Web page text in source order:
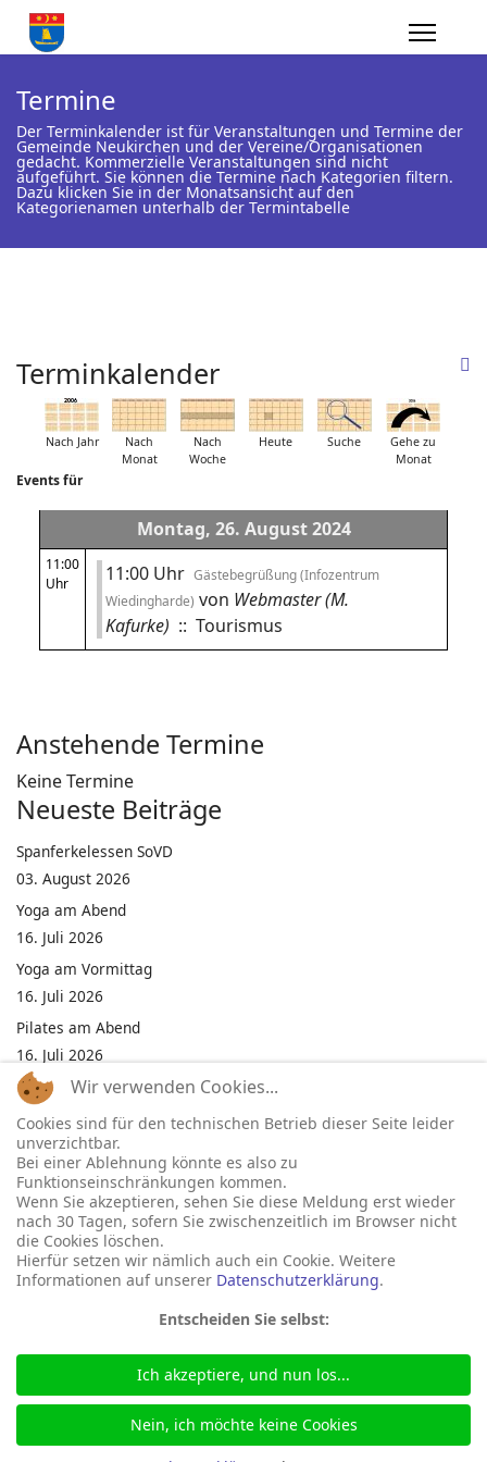
Termine
Der Terminkalender ist für Veranstaltungen und Termine der
Gemeinde Neukirchen und der Vereine/Organisationen
gedacht. Kommerzielle Veranstaltungen sind nicht
aufgeführt. Sie können die Termine nach Kategorien filtern.
Dazu klicken Sie in der Monatsansicht auf den
Kategorienamen unterhalb der Termintabelle
Terminkalender
Nach Jahr
Nach
Monat
Nach
Woche
Heute Suche
Gehe zu
Monat
Events für
Montag, 26. August 2024
11:00
Uhr
11:00 Uhr Gästebegrüßung (Infozentrum
Wiedingharde) von Webmaster (M.
Kafurke) :: Tourismus
Anstehende Termine
Keine Termine
Neueste Beiträge
Spanferkelessen SoVD
03. August 2026
Yoga am Abend
16. Juli 2026
Yoga am Vormittag
16. Juli 2026
Pilates am Abend
16. Juli 2026
Jumping Fitness Intervall
16. Juli 2026
Jumping Fitness Erwachsene
16. Juli 2026
Kinderfest in Neukirchen
16. Juli 2026
© 2026 Gemeinde Neukirchen
Seite betreut durch: marka-it.net
+49 46 64 488 bgm@neukirchen-nordfriesland.de
Wir verwenden Cookies...
Cookies sind für den technischen Betrieb dieser Seite leider
unverzichtbar.
Bei einer Ablehnung könnte es also zu
Funktionseinschränkungen kommen.
Wenn Sie akzeptieren, sehen Sie diese Meldung erst wieder
nach 30 Tagen, sofern Sie zwischenzeitlich im Browser nicht
die Cookies löschen.
Hierfür setzen wir nämlich auch ein Cookie. Weitere
Informationen auf unserer Datenschutzerklärung.
Entscheiden Sie selbst:
Ich akzeptiere, und nun los...
Nein, ich möchte keine Cookies